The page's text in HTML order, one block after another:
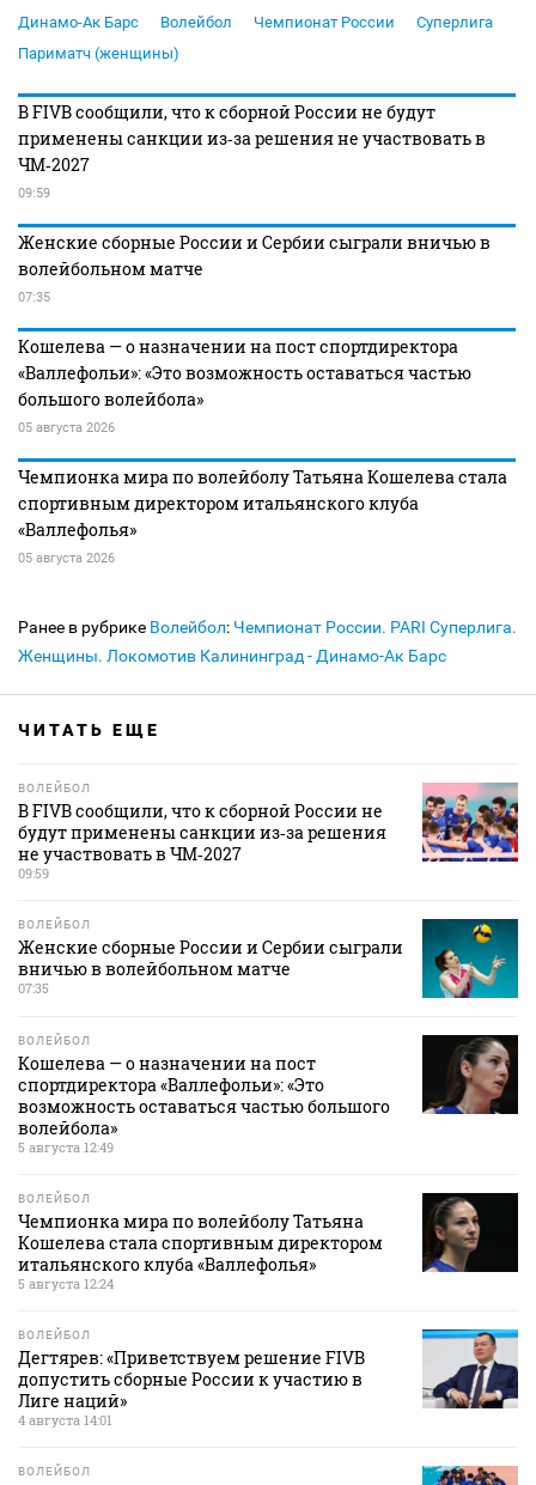
Динамо-Ак Барс Волейбол Чемпионат России
Суперлига
Париматч (женщины)
В FIVB сообщили, что к сборной России не будут
применены санкции из‑за решения не участвовать в
ЧМ‑2027
09:59
Женские сборные России и Сербии сыграли вничью в
волейбольном матче
07:35
Кошелева — о назначении на пост спортдиректора
«Валлефольи»: «Это возможность оставаться частью
большого волейбола»
05 августа 2026
Чемпионка мира по волейболу Татьяна Кошелева стала
спортивным директором итальянского клуба
«Валлефолья»
05 августа 2026
Ранее в рубрике Волейбол: Чемпионат России. PARI Суперлига.
Женщины. Локомотив Калининград - Динамо-Ак Барс
ЧИТАТЬ ЕЩЕ
ВОЛЕЙБОЛ
В FIVB сообщили, что к сборной России не
будут применены санкции из‑за решения
не участвовать в ЧМ‑2027
09:59
ВОЛЕЙБОЛ
Женские сборные России и Сербии сыграли
вничью в волейбольном матче
07:35
ВОЛЕЙБОЛ
Кошелева — о назначении на пост
спортдиректора «Валлефольи»: «Это
возможность оставаться частью большого
волейбола»
5 августа 12:49
ВОЛЕЙБОЛ
Чемпионка мира по волейболу Татьяна
Кошелева стала спортивным директором
итальянского клуба «Валлефолья»
5 августа 12:24
ВОЛЕЙБОЛ
Дегтярев: «Приветствуем решение FIVB
допустить сборные России к участию в
Лиге наций»
4 августа 14:01
ВОЛЕЙБОЛ